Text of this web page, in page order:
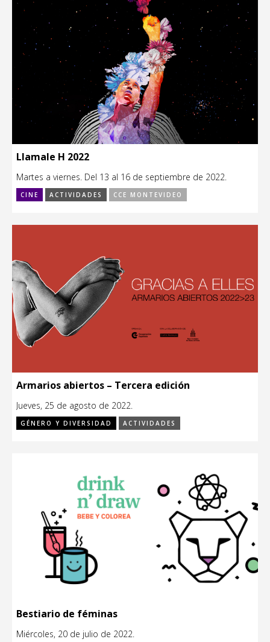
Llamale H 2022
Martes a viernes. Del 13 al 16 de septiembre de 2022.
CINE ACTIVIDADES CCE MONTEVIDEO
Armarios abiertos – Tercera edición
Jueves, 25 de agosto de 2022.
GÉNERO Y DIVERSIDAD ACTIVIDADES
Bestiario de féminas
Miércoles, 20 de julio de 2022.